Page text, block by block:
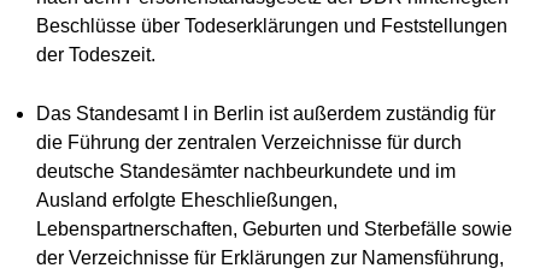
Beschlüsse über Todeserklärungen und Feststellungen
der Todeszeit.
Das Standesamt I in Berlin ist außerdem zuständig für
die Führung der zentralen Verzeichnisse für durch
deutsche Standesämter nachbeurkundete und im
Ausland erfolgte Eheschließungen,
Lebenspartnerschaften, Geburten und Sterbefälle sowie
der Verzeichnisse für Erklärungen zur Namensführung,